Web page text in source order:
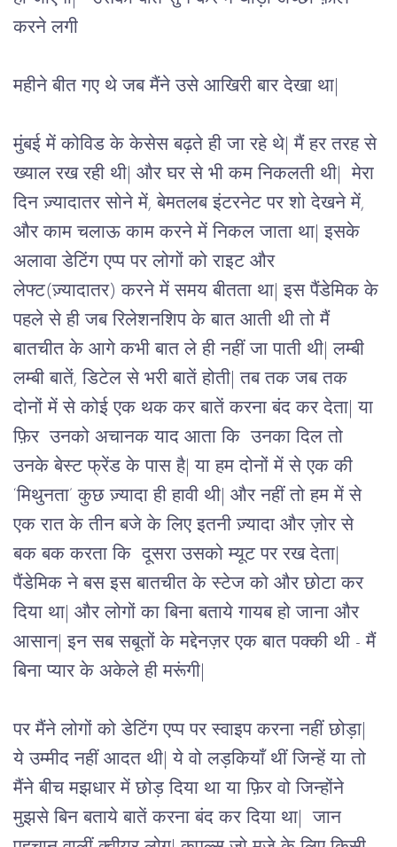
करने लगी
महीने बीत गए थे जब मैंने उसे आखिरी बार देखा था|
मुंबई में कोविड के केसेस बढ़ते ही जा रहे थे| मैं हर तरह से
ख्याल रख रही थी| और घर से भी कम निकलती थी|  मेरा
दिन ज़्यादातर सोने में, बेमतलब इंटरनेट पर शो देखने में,
और काम चलाऊ काम करने में निकल जाता था| इसके
अलावा डेटिंग एप्प पर लोगों को राइट और
लेफ्ट(ज़्यादातर) करने में समय बीतता था| इस पैंडेमिक के
पहले से ही जब रिलेशनशिप के बात आती थी तो मैं
बातचीत के आगे कभी बात ले ही नहीं जा पाती थी| लम्बी
लम्बी बातें, डिटेल से भरी बातें होती| तब तक जब तक
दोनों में से कोई एक थक कर बातें करना बंद कर देता| या
फ़िर  उनको अचानक याद आता कि  उनका दिल तो
उनके बेस्ट फ्रेंड के पास है| या हम दोनों में से एक की
‘मिथुनता’ कुछ ज़्यादा ही हावी थी| और नहीं तो हम में से
एक रात के तीन बजे के लिए इतनी ज़्यादा और ज़ोर से
बक बक करता कि  दूसरा उसको म्यूट पर रख देता|
पैंडेमिक ने बस इस बातचीत के स्टेज को और छोटा कर
दिया था| और लोगों का बिना बताये गायब हो जाना और
आसान| इन सब सबूतों के मद्देनज़र एक बात पक्की थी - मैं
बिना प्यार के अकेले ही मरूंगी|
पर मैंने लोगों को डेटिंग एप्प पर स्वाइप करना नहीं छोड़ा|
ये उम्मीद नहीं आदत थी| ये वो लड़कियाँ थीं जिन्हें या तो
मैंने बीच मझधार में छोड़ दिया था या फ़िर वो जिन्होंने
मुझसे बिन बताये बातें करना बंद कर दिया था|  जान